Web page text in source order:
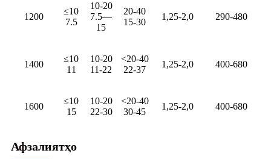
1200
≤10
7.5
10-20
7.5—
15
20-40
15-30
1,25-2,0 290-480
1400
≤10
11
10-20
11-22
<20-40
22-37
1,25-2,0 400-680
1600
≤10
15
10-20
22-30
<20-40
30-45
1,25-2,0 400-680
Афзалиятҳо